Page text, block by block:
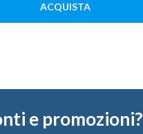
ACQUISTA
e promozioni?